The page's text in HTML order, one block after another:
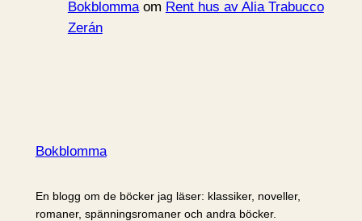
Bokblommaom Rent hus av Alia Trabucco
Zerán
Bokblomma
En blogg om de böcker jag läser: klassiker, noveller,
romaner, spänningsromaner och andra böcker.